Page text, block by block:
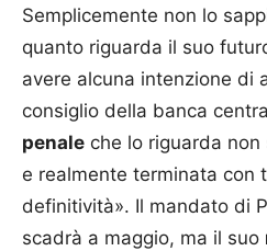
Semplicemente non lo
quanto riguarda il suo
avere alcuna intenzione di
consiglio della banca
penale che lo riguarda
e realmente terminata con
definitività». Il mandato di
scadrà a maggio, ma il suo